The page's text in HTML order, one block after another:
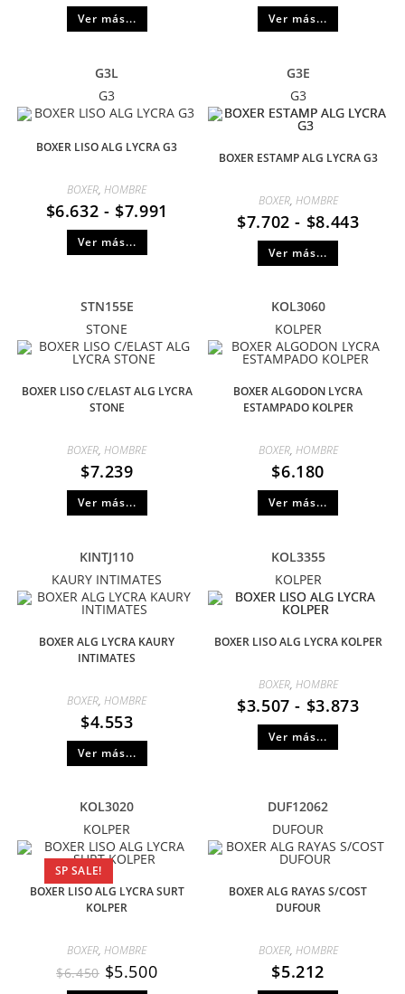
Ver más... Ver más...
G3L
G3
BOXER LISO ALG LYCRA G3
BOXER,HOMBRE
$6.632 - $7.991
Ver más...
G3E
G3
BOXER ESTAMP ALG LYCRA G3
BOXER, HOMBRE
$7.702 - $8.443
Ver más...
STN155E
STONE
BOXER LISO C/ELAST ALG LYCRA
STONE
BOXER,HOMBRE
$7.239
Ver más...
KOL3060
KOLPER
BOXER ALGODON LYCRA
ESTAMPADO KOLPER
BOXER, HOMBRE
$6.180
Ver más...
KINTJ110
KAURY INTIMATES
BOXER ALG LYCRA KAURY
INTIMATES
BOXER,HOMBRE
$4.553
Ver más...
KOL3355
KOLPER
BOXER LISO ALG LYCRA KOLPER
BOXER, HOMBRE
$3.507 - $3.873
Ver más...
KOL3020
KOLPER
SP SALE!
BOXER LISO ALG LYCRA SURT
KOLPER
BOXER,HOMBRE
$6.450 $5.500
DUF12062
DUFOUR
BOXER ALG RAYAS S/COST
DUFOUR
BOXER, HOMBRE
$5.212